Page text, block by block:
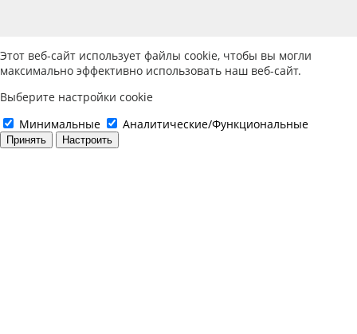
Этот веб-сайт использует файлы cookie, чтобы вы могли
максимально эффективно использовать наш веб-сайт.
Выберите настройки cookie
Минимальные
Аналитические/Функциональные
Принять Настроить